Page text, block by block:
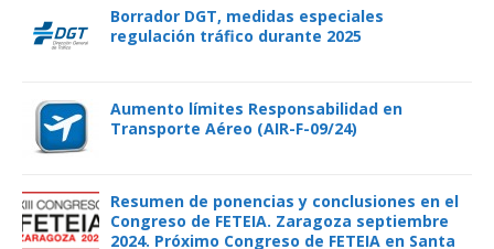
Borrador DGT, medidas especiales
regulación tráfico durante 2025
Aumento límites Responsabilidad en
Transporte Aéreo (AIR-F-09/24)
Resumen de ponencias y conclusiones en el
Congreso de FETEIA. Zaragoza septiembre
2024. Próximo Congreso de FETEIA en Santa